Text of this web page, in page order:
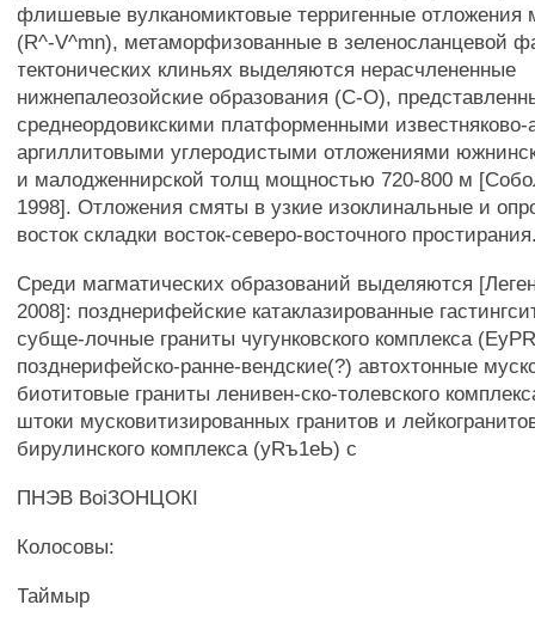
флишевые вулканомиктовые терригенные отложения
(R^-V^mn), метаморфизованные в зеленосланцевой
тектонических клиньях выделяются нерасчлененные
нижнепалеозойские образования (С-О),
среднеордовикскими платформенными известняково-
аргиллитовыми углеродистыми отложениями
и малодженнирской толщ мощностью 720-800 м
1998]. Отложения смяты в узкие изоклинальные и
восток складки восток-северо-восточного
Среди магматических образований выделяются
2008]: позднерифейские катаклазированные
субще-лочные граниты чугунковского комплекса
позднерифейско-ранне-вендские(?) автохтонные
биотитовые граниты ленивен-ско-толевского
штоки мусковитизированных гранитов и
бирулинского комплекса (yRъ1еЬ) с
ПНЭВ ВоіЗОНЦОКІ
Колосовы:
Таймыр